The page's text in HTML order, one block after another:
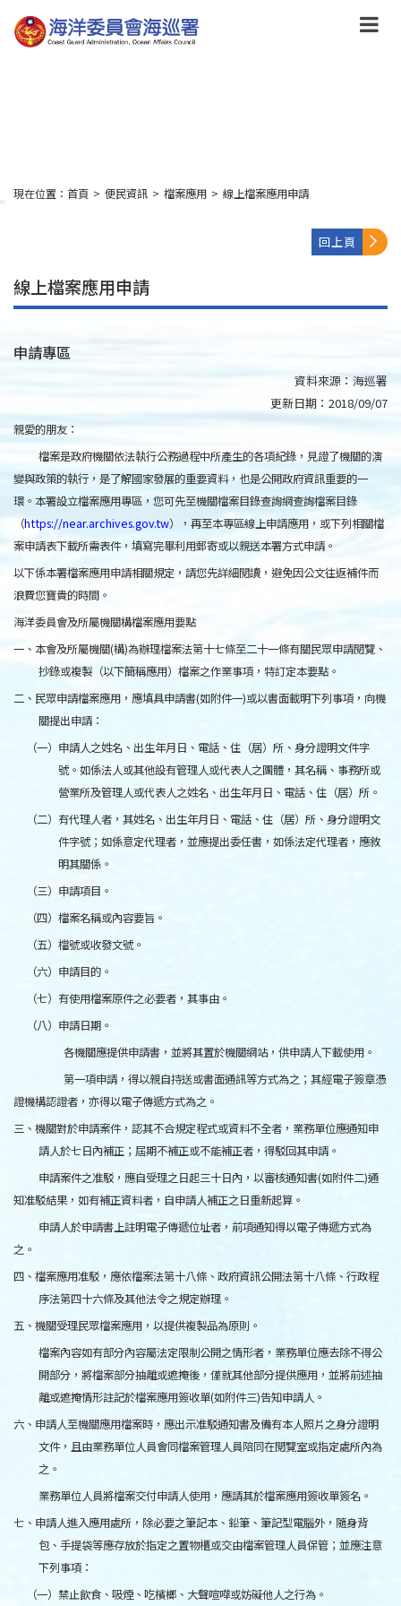
到
主
:::
現在位置： 首頁 > 便民資訊 > 檔案應用 > 線上檔案應用申請
回上頁
線上檔案應用申請
申請專區
資料來源： 海巡署
更新日期： 2018/09/07
親愛的朋友：
檔案是政府機關依法執行公務過程中所產生的各項紀錄，見證了機關的演
變與政策的執行，是了解國家發展的重要資料，也是公開政府資訊重要的一
環。本署設立檔案應用專區，您可先至機關檔案目錄查詢網查詢檔案目錄
（https://near.archives.gov.tw），再至本專區線上申請應用，或下列相關檔
案申請表下載所需表件，填寫完畢利用郵寄或以親送本署方式申請。
以下係本署檔案應用申請相關規定，請您先詳細閱讀，避免因公文往返補件而
浪費您寶貴的時間。
海洋委員會及所屬機關構檔案應用要點
一、本會及所屬機關(構)為辦理檔案法第十七條至二十一條有關民眾申請閱覽、
抄錄或複製（以下簡稱應用）檔案之作業事項，特訂定本要點。
二、民眾申請檔案應用，應填具申請書(如附件一)或以書面載明下列事項，向機
關提出申請：
（一）申請人之姓名、出生年月日、電話、住（居）所、身分證明文件字
號。如係法人或其他設有管理人或代表人之團體，其名稱、事務所或
營業所及管理人或代表人之姓名、出生年月日、電話、住（居）所。
（二）有代理人者，其姓名、出生年月日、電話、住（居）所、身分證明文
件字號；如係意定代理者，並應提出委任書，如係法定代理者，應敘
明其關係。
（三）申請項目。
（四）檔案名稱或內容要旨。
（五）檔號或收發文號。
（六）申請目的。
（七）有使用檔案原件之必要者，其事由。
（八）申請日期。
各機關應提供申請書，並將其置於機關網站，供申請人下載使用。
第一項申請，得以親自持送或書面通訊等方式為之；其經電子簽章憑
證機構認證者，亦得以電子傳遞方式為之。
三、機關對於申請案件，認其不合規定程式或資料不全者，業務單位應通知申
請人於七日內補正；屆期不補正或不能補正者，得駁回其申請。
申請案件之准駁，應自受理之日起三十日內，以審核通知書(如附件二)通
知准駁結果，如有補正資料者，自申請人補正之日重新起算。
申請人於申請書上註明電子傳遞位址者，前項通知得以電子傳遞方式為
之。
四、檔案應用准駁，應依檔案法第十八條、政府資訊公開法第十八條、行政程
序法第四十六條及其他法令之規定辦理。
五、機關受理民眾檔案應用，以提供複製品為原則。
檔案內容如有部分內容屬法定限制公開之情形者，業務單位應去除不得公
開部分，將檔案部分抽離或遮掩後，僅就其他部分提供應用，並將前述抽
離或遮掩情形註記於檔案應用簽收單(如附件三)告知申請人。
六、申請人至機關應用檔案時，應出示准駁通知書及備有本人照片之身分證明
文件，且由業務單位人員會同檔案管理人員陪同在閱覽室或指定處所內為
之。
業務單位人員將檔案交付申請人使用，應請其於檔案應用簽收單簽名。
七、申請人進入應用處所，除必要之筆記本、鉛筆、筆記型電腦外，隨身背
包、手提袋等應存放於指定之置物櫃或交由檔案管理人員保管；並應注意
下列事項：
（一）禁止飲食、吸煙、吃檳榔、大聲喧嘩或妨礙他人之行為。